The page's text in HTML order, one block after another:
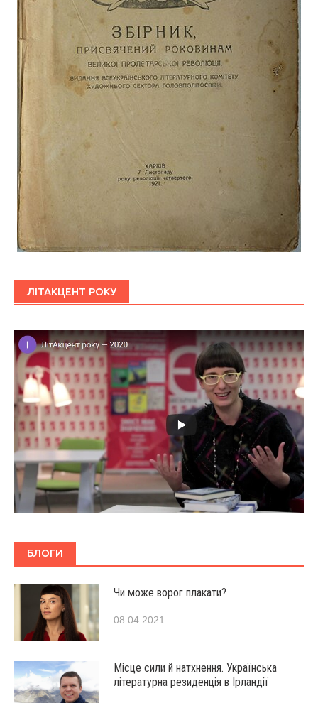
ЛІТАКЦЕНТ РОКУ
БЛОГИ
Чи може ворог плакати?
08.04.2021
Місце сили й натхнення. Українська
літературна резиденція в Ірландії